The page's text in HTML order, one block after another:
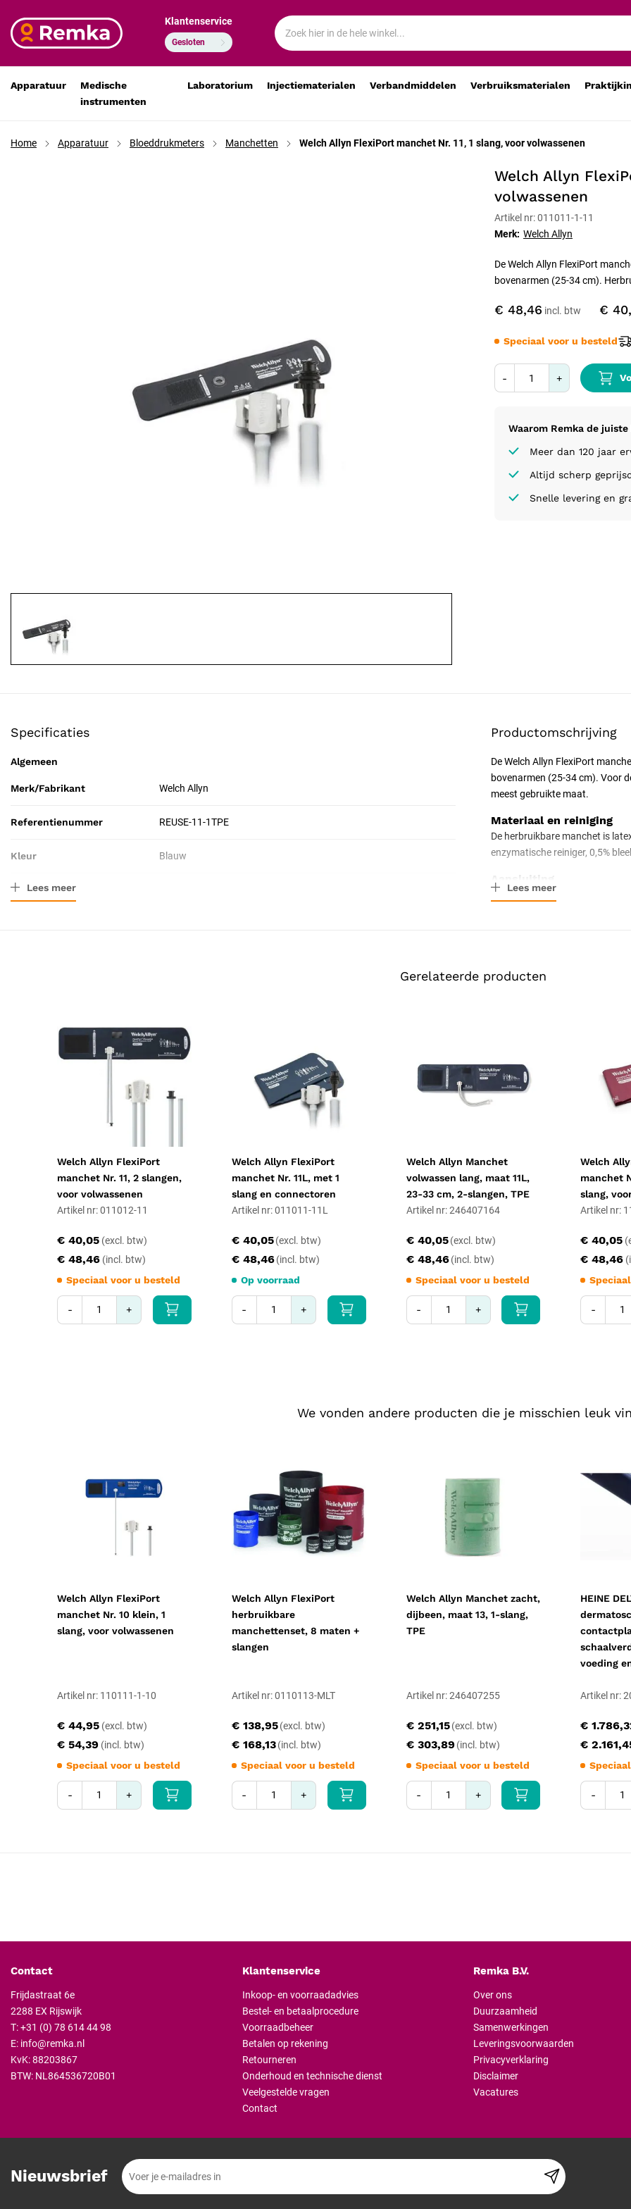
Klantenservice
Gesloten
Apparatuur
Medische
instrumenten
Laboratorium Injectiematerialen Verbandmiddelen Verbruiksmaterialen
Home Apparatuur Bloeddrukmeters Manchetten Welch Allyn FlexiPort manchet Nr. 11, 1 slang, voor volwassenen
Welch Allyn
volwassenen
€ 48,46 €
Welch Allyn FlexiPort manchet Nr. 11, 1 slang, voor volwassenen
€ 48,46
€ 40,05
- +
Merk: Welch Allyn
Waarom Remka de juiste
Meer dan 120 jaar
Altijd scherp
Snelle levering en
Artikel nr: 011011-1-11
Speciaal voor u besteld
De Welch Allyn FlexiPort
bovenarmen (25-34 cm).
Specificaties
Algemeen
Merk/Fabrikant Welch Allyn
Referentienummer REUSE-11-1TPE
Kleur Blauw
Materiaal
Resorbeerbaar (hechtdraad) Nee
Geschiktheid Herbruikbaar, Professioneel, Latexvrij
Niet steriel, Arm
Apparatuur en machines
Lees meer
Productomschrijving
De Welch Allyn FlexiPort
bovenarmen (25-34 cm). Voor
meest gebruikte maat.
Materiaal en reiniging
De herbruikbare manchet is
enzymatische reiniger, 0,5%
Aansluiting
De manchet heeft één slang,
Zit de patiënt net buiten dit
Doelgroep: volwassenen
Maat: 11
Armomtrek: 25-34 cm
Norm: ANSI/AAMI/ISO
Drukbereik: 0 tot 300
Maatkeuze:
Reiniging: enzymatisch,
Bedrijfstemperatuur: 10
Opslag: -20 tot 55 °C
Latex: niet vervaardigd
WA-referentie: REUSE-
Lees meer
Gerelateerde producten
Welch Allyn FlexiPort
manchet Nr. 11, 2 slangen,
voor volwassenen
Artikel nr: 011012-11
€ 48,46
€ 40,05
Speciaal voor u besteld
- +
Welch Allyn FlexiPort
manchet Nr. 11L, met 1
slang en connectoren
Artikel nr: 011011-11L
€ 48,46
€ 40,05
Op voorraad
- +
Welch Allyn Manchet
volwassen lang, maat 11L,
23-33 cm, 2-slangen, TPE
Artikel nr: 246407164
€ 48,46
€ 40,05
Speciaal voor u besteld
- +
Welch
manchet
slang,
Artikel nr:
€ 48,46
€ 40,05
-
We vonden andere producten die je misschien leuk
Welch Allyn FlexiPort
manchet Nr. 10 klein, 1
slang, voor volwassenen
Artikel nr: 110111-1-10
€ 54,39
€ 44,95
Speciaal voor u besteld
- +
Welch Allyn FlexiPort
herbruikbare
manchettenset, 8 maten +
slangen
Artikel nr: 0110113-MLT
€ 168,13
€ 138,95
Speciaal voor u besteld
- +
Welch Allyn Manchet zacht,
dijbeen, maat 13, 1-slang,
TPE
Artikel nr: 246407255
€ 303,89
€ 251,15
Speciaal voor u besteld
- +
HEINE
voeding
Artikel nr:
€
€
-
Contact
Frijdastraat 6e
2288 EX Rijswijk
T:+31 (0) 78 614 44 98
E: info@remka.nl
KvK: 88203867
BTW: NL864536720B01
Klantenservice
Inkoop- en voorraadadvies
Bestel- en betaalprocedure
Voorraadbeheer
Betalen op rekening
Retourneren
Onderhoud en technische dienst
Veelgestelde vragen
Contact
Remka B.V.
Over ons
Duurzaamheid
Samenwerkingen
Leveringsvoorwaarden
Privacyverklaring
Disclaimer
Vacatures
Nieuwsbrief